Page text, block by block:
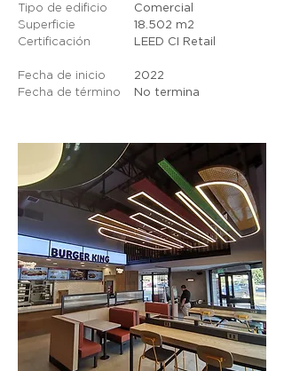
Tipo de edificio
Superficie
Certificación
Fecha de inicio
Fecha de término
Comercial
18.502 m2
LEED CI Retail
2022
No termina